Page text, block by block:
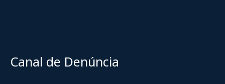
Canal de Denúncia